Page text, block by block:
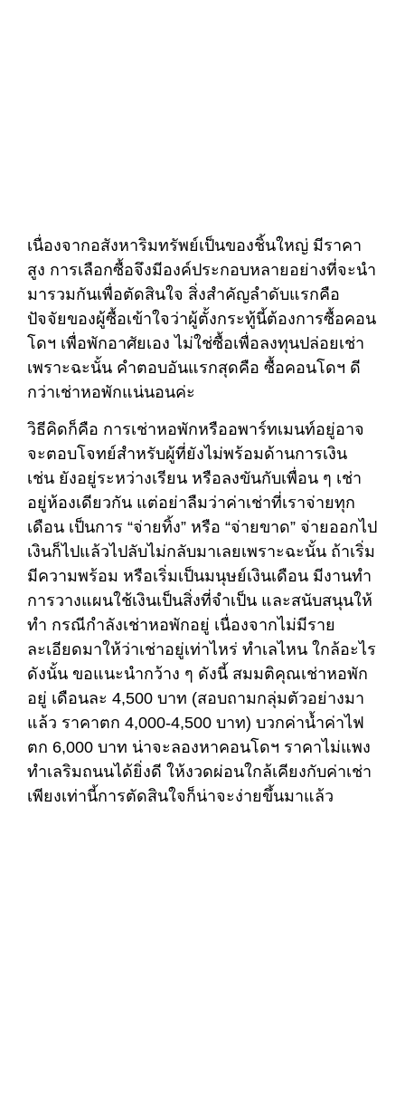
เนื่องจากอสังหาริมทรัพย์เป็นของชิ้นใหญ่ มีราคา
สูง การเลือกซื้อจึงมีองค์ประกอบหลายอย่างที่จะนำ
มารวมกันเพื่อตัดสินใจ สิ่งสำคัญลำดับแรกคือ
ปัจจัยของผู้ซื้อเข้าใจว่าผู้ตั้งกระทู้นี้ต้องการซื้อคอน
โดฯ เพื่อพักอาศัยเอง ไม่ใช่ซื้อเพื่อลงทุนปล่อยเช่า
เพราะฉะนั้น คำตอบอันแรกสุดคือ ซื้อคอนโดฯ ดี
กว่าเช่าหอพักแน่นอนค่ะ
วิธีคิดก็คือ การเช่าหอพักหรืออพาร์ทเมนท์อยู่อาจ
จะตอบโจทย์สำหรับผู้ที่ยังไม่พร้อมด้านการเงิน
เช่น ยังอยู่ระหว่างเรียน หรือลงขันกับเพื่อน ๆ เช่า
อยู่ห้องเดียวกัน แต่อย่าลืมว่าค่าเช่าที่เราจ่ายทุก
เดือน เป็นการ “จ่ายทิ้ง” หรือ “จ่ายขาด” จ่ายออกไป
เงินก็ไปแล้วไปลับไม่กลับมาเลยเพราะฉะนั้น ถ้าเริ่ม
มีความพร้อม หรือเริ่มเป็นมนุษย์เงินเดือน มีงานทำ
การวางแผนใช้เงินเป็นสิ่งที่จำเป็น และสนับสนุนให้
ทำ กรณีกำลังเช่าหอพักอยู่ เนื่องจากไม่มีราย
ละเอียดมาให้ว่าเช่าอยู่เท่าไหร่ ทำเลไหน ใกล้อะไร
ดังนั้น ขอแนะนำกว้าง ๆ ดังนี้ สมมติคุณเช่าหอพัก
อยู่ เดือนละ 4,500 บาท (สอบถามกลุ่มตัวอย่างมา
แล้ว ราคาตก 4,000-4,500 บาท) บวกค่าน้ำค่าไฟ
ตก 6,000 บาท น่าจะลองหาคอนโดฯ ราคาไม่แพง
ทำเลริมถนนได้ยิ่งดี ให้งวดผ่อนใกล้เคียงกับค่าเช่า
เพียงเท่านี้การตัดสินใจก็น่าจะง่ายขึ้นมาแล้ว